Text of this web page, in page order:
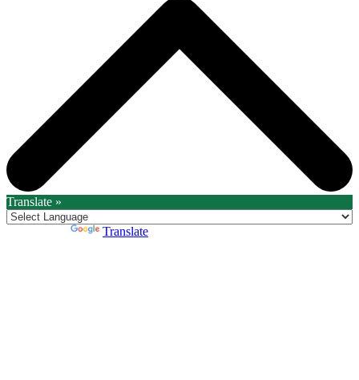
Translate »
Translate